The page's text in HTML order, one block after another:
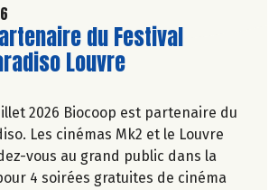
de l'articledu Festival
Louvre
2026 Biocoop est partenaire du
Les cinémas Mk2 et le Louvre
vous au grand public dans la
4 soirées gratuites de cinéma